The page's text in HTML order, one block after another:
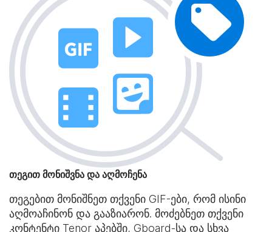
თეგით მონიშვნა და აღმოჩენა
თეგებით მონიშნეთ თქვენი GIF-ები, რომ ისინი
აღმოაჩინონ და გააზიარონ. მოძებნეთ თქვენი
კონტენტი Tenor აპებში, Gboard-სა და სხვა